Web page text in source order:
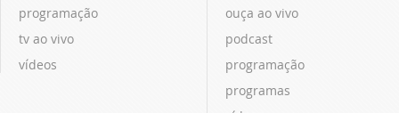
programação
tv ao vivo
vídeos
ouça ao vivo
podcast
programação
programas